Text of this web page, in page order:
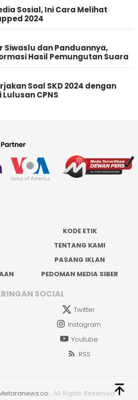
Sosial, Ini Cara Melihat
2024
Siwaslu dan Panduannya,
Hasil Pemungutan Suara
Soal SKD 2024 dengan
CPNS
KODE ETIK
TENTANG KAMI
PASANG IKLAN
PEDOMAN MEDIA SIBER
SOCIAL
Twitter
Instagram
Youtube
RSS
. All Rights Reserved